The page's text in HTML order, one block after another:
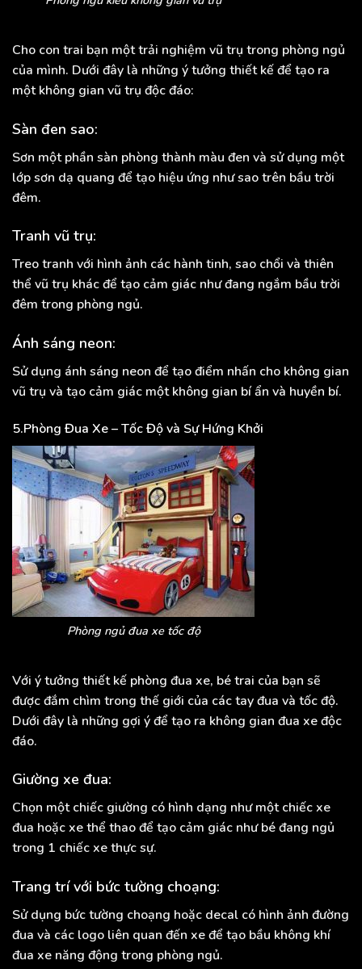
Cho con trai bạn một trải nghiệm vũ trụ trong phòng ngủ
của mình. Dưới đây là những ý tưởng thiết kế để tạo ra
một không gian vũ trụ độc đáo:
Sàn đen sao:
Sơn một phần sàn phòng thành màu đen và sử dụng một
lớp sơn dạ quang để tạo hiệu ứng như sao trên bầu trời
đêm.
Tranh vũ trụ:
Treo tranh với hình ảnh các hành tinh, sao chổi và thiên
thể vũ trụ khác để tạo cảm giác như đang ngắm bầu trời
đêm trong phòng ngủ.
Ánh sáng neon:
Sử dụng ánh sáng neon để tạo điểm nhấn cho không gian
vũ trụ và tạo cảm giác một không gian bí ẩn và huyền bí.
5.Phòng Đua Xe – Tốc Độ và Sự Hứng Khởi
Phòng ngủ đua xe tốc độ
Với ý tưởng thiết kế phòng đua xe, bé trai của bạn sẽ
được đắm chìm trong thế giới của các tay đua và tốc độ.
Dưới đây là những gợi ý để tạo ra không gian đua xe độc
đáo.
Giường xe đua:
Chọn một chiếc giường có hình dạng như một chiếc xe
đua hoặc xe thể thao để tạo cảm giác như bé đang ngủ
trong 1 chiếc xe thực sự.
Trang trí với bức tường choạng:
Sử dụng bức tường choạng hoặc decal có hình ảnh đường
đua và các logo liên quan đến xe để tạo bầu không khí
đua xe năng động trong phòng ngủ.